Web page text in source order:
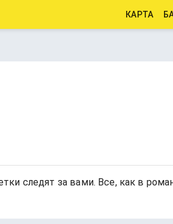
КАРТА
следят за вами. Все, как в